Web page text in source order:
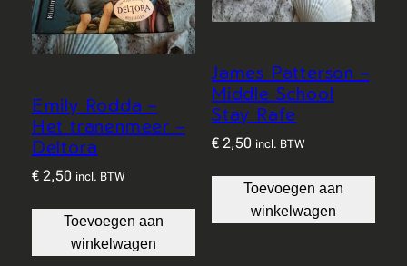
Emily Rodda –
Het tranenmeer –
Deltora
€2,50 incl. BTW
Toevoegen aan
winkelwagen
James Patterson –
Middle School
Stay Rafe
€ 2,50 incl. BTW
Toevoegen aan
winkelwagen